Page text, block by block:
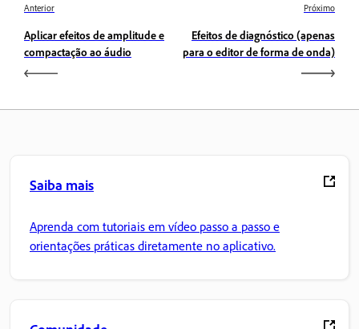
Anterior
Aplicar efeitos de amplitude e
compactação ao áudio
Próximo
Efeitos de diagnóstico (apenas
para o editor de forma de onda)
Saiba mais
Aprenda com tutoriais em vídeo passo a passo e
orientações práticas diretamente no aplicativo.